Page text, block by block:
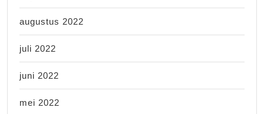
augustus 2022
juli 2022
juni 2022
mei 2022